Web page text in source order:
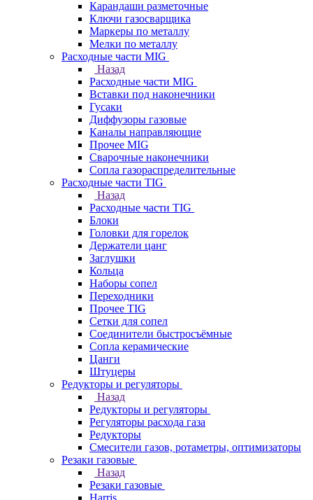
Карандаши разметочные
Ключи газосварщика
Маркеры по металлу
Мелки по металлу
Расходные части MIG
Назад
Расходные части MIG
Вставки под наконечники
Гусаки
Диффузоры газовые
Каналы направляющие
Прочее MIG
Сварочные наконечники
Сопла газораспределительные
Расходные части TIG
Назад
Расходные части TIG
Блоки
Головки для горелок
Держатели цанг
Заглушки
Кольца
Наборы сопел
Переходники
Прочее TIG
Сетки для сопел
Соединители быстросъёмные
Сопла керамические
Цанги
Штуцеры
Редукторы и регуляторы
Назад
Редукторы и регуляторы
Регуляторы расхода газа
Редукторы
Смесители газов, ротаметры, оптимизаторы
Резаки газовые
Назад
Резаки газовые
Harris